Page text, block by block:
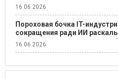
16.06.2026
Пороховая бочка IT-
сокращения ради ИИ
16.06.2026